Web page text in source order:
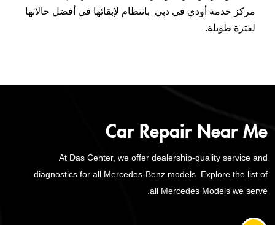
مركز خدمة أودي في دبي بانتظام لإبقائها في أفضل حالاتها
لفترة طويلة.
Car Repair Near Me
At Das Center, we offer dealership-quality service and
diagnostics for all Mercedes-Benz models. Explore the list of
all Mercedes Models we serve.